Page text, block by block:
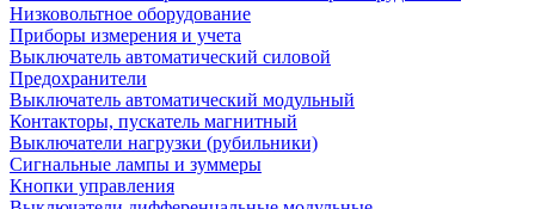
Низковольтное оборудование
Приборы измерения и учета
Выключатель автоматический силовой
Предохранители
Выключатель автоматический модульный
Контакторы, пускатель магнитный
Выключатели нагрузки (рубильники)
Сигнальные лампы и зуммеры
Кнопки управления